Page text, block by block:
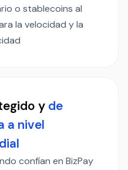
o stablecoins al
la velocidad y la
y de
a nivel
confían en BizPay